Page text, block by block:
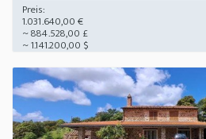
Preis:
1.031.640,00 €
~ 884.528,00 £
~ 1.141.200,00 $